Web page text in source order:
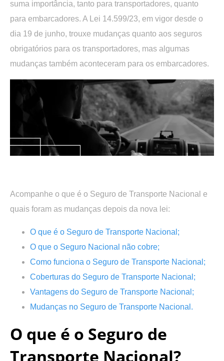
suma importância, tanto para transportadores, quanto
para embarcadores. A Lei 14.599/23, em vigor desde o
dia 19 de junho, trouxe mudanças quanto aos seguros
obrigatórios para os transportadores, mas algumas
mudanças também aconteceram para os embarcadores.
Acompanhe o que é o Seguro de Transporte Nacional e
quais foram as mudanças depois da nova lei:
O que é o Seguro de Transporte Nacional;
O que o Seguro Nacional não cobre;
Como funciona o Seguro de Transporte Nacional ;
Coberturas do Seguro de Transporte Nacional;
Vantagens do Seguro de Transporte Nacional ;
Mudanças no Seguro de Transporte Nacional .
O que é o Seguro de
Transporte Nacional?